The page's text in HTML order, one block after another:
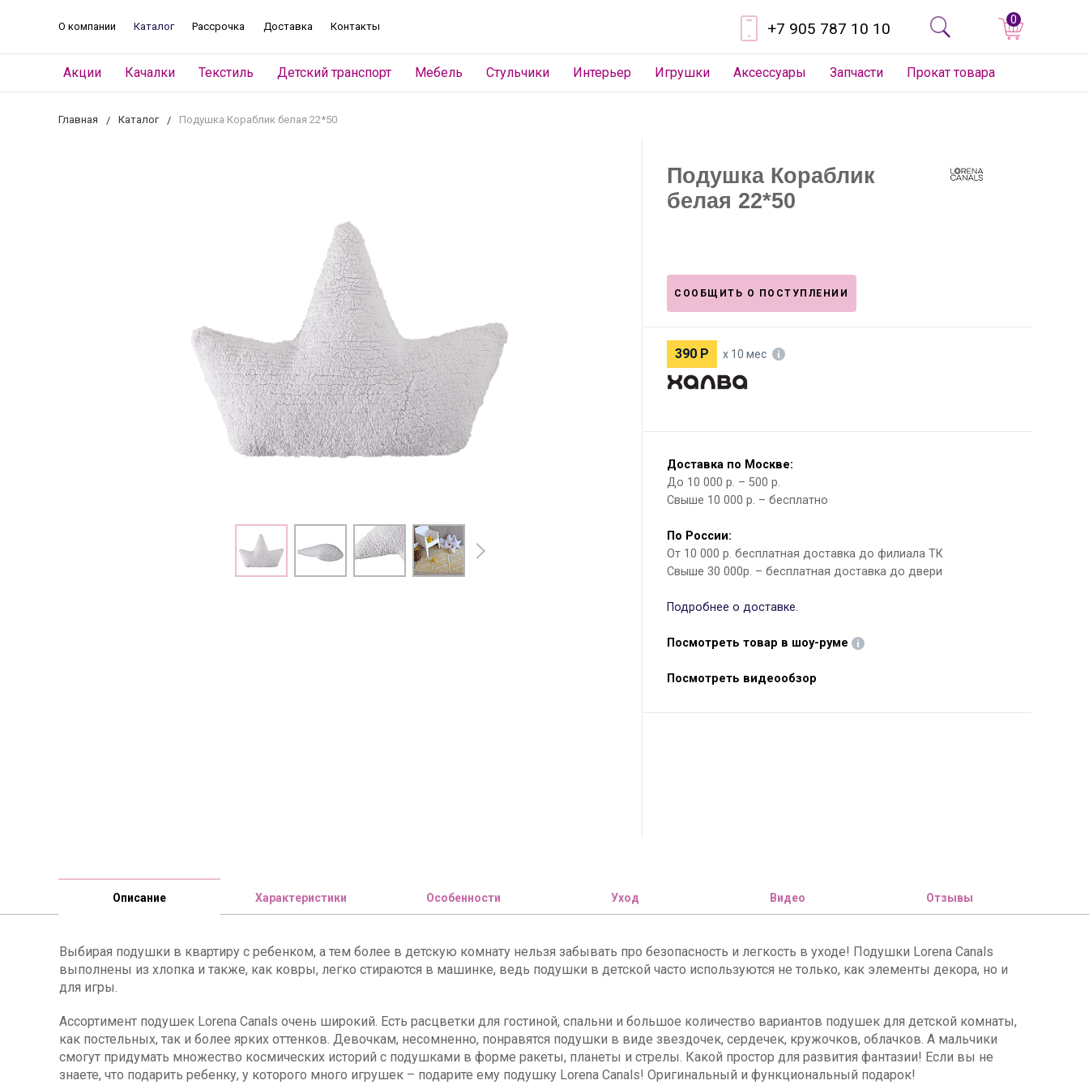
О компании Каталог Рассрочка Доставка Контакты +7 905 787 10 10 0
Акции Качалки Текстиль Детский транспорт Мебель Стульчики Интерьер Игрушки Аксессуары Запчасти Прокат товара
Главная Каталог Подушка Кораблик белая 22*50
Подушка Кораблик
белая 22*50
СООБЩИТЬ О ПОСТУПЛЕНИИ
390 Р х 10 мес
Доставка по Москве:
До 10 000 р. – 500 р.
Свыше 10 000 р. – бесплатно
По России:
От 10 000 р. бесплатная доставка до филиала ТК
Свыше 30 000р. – бесплатная доставка до двери
Подробнее о доставке.
Посмотреть товар в шоу-руме
Посмотреть видеообзор
Описание Характеристики Особенности Уход Видео Отзывы
Выбирая подушки в квартиру с ребенком, а тем более в детскую комнату нельзя забывать про безопасность и легкость в уходе! Подушки Lorena Canals
выполнены из хлопка и также, как ковры, легко стираются в машинке, ведь подушки в детской часто используются не только, как элементы декора, но и
для игры.
Ассортимент подушек Lorena Canals очень широкий. Есть расцветки для гостиной, спальни и большое количество вариантов подушек для детской комнаты,
как постельных, так и более ярких оттенков. Девочкам, несомненно, понравятся подушки в виде звездочек, сердечек, кружочков, облачков. А мальчики
смогут придумать множество космических историй с подушками в форме ракеты, планеты и стрелы. Какой простор для развития фантазии! Если вы не
знаете, что подарить ребенку, у которого много игрушек – подарите ему подушку Lorena Canals! Оригинальный и функциональный подарок!